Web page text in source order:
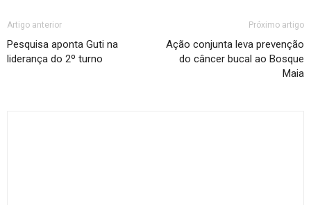
Artigo anterior
Pesquisa aponta Guti na
liderança do 2º turno
Próximo artigo
Ação conjunta leva prevenção
do câncer bucal ao Bosque
Maia